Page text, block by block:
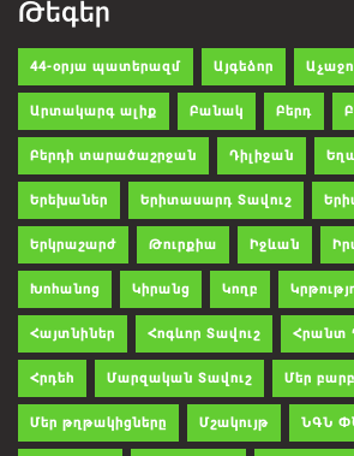
Թեգեր
44-օրյա պատերազմ Այգեձոր
Արտակարգ ալիք Բանակ Բերդ
Բերդի տարածաշրջան Դիլիջան
Երեխաներ Երիտասարդ Տավուշ
Երկրաշարժ Թուրքիա Իջևան
Խոհանոց Կիրանց Կողբ
Հայտնիներ Հոգևոր Տավուշ Հրանտ
Հրդեհ Մարզական Տավուշ Մեր
Մեր թղթակիցները Մշակույթ ՆԳՆ